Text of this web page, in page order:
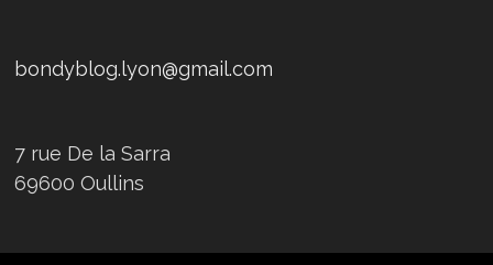
bondyblog.lyon@gmail.com
7 rue De la Sarra
69600 Oullins